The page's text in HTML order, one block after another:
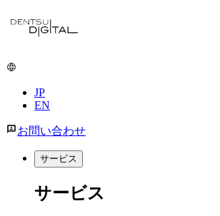
メ
コ
ツ
JP
EN
お問い合わせ
サービス
サービス